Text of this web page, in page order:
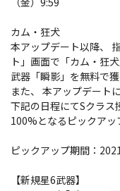
カム・狂犬
本アップデート以降、
ト」画面で「カム・狂
武器「瞬影」を無料で獲
また、 本アップデート
下記の日程にてSクラ
100%となるピックアッ
ピックアップ期間：
【新規星6武器】